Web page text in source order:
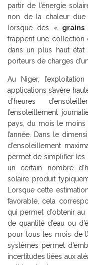
partir de l’énergie
non de la chaleur due
lorsque des « grains
frappent une collection
dans un plus haut état
porteurs de charges
Au Niger,
applications s’avère
d’heures
l’ensoleillement
pays, du mois le
l’année. Dans le
d’ensoleillement
permet de simplifier les
un certain nombre
solaire produit
Lorsque cette
favorable, cela
qui permet d’obtenir
de quantité d’eau ou
pour tous les mois de
systèmes permet
incertitudes liées aux